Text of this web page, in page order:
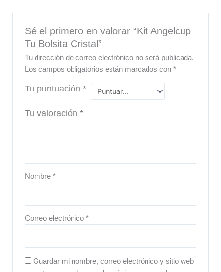
Sé el primero en valorar “Kit Angelcup
Tu Bolsita Cristal”
Tu dirección de correo electrónico no será publicada.
Los campos obligatorios están marcados con*
Tu puntuación*
Tu valoración*
Nombre*
Correo electrónico*
Guardar mi nombre, correo electrónico y sitio web